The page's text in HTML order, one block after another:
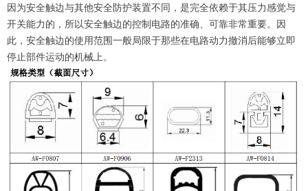
因为安全触边与其他安全防护装置不同，是完全依赖于其压力感觉与
开关能力的，所以安全触边的控制电路的准确、可靠非常重要。因
此，安全触边的使用范围一般局限于那些在电路动力撤消后能够立即
停止部件运动的机械上。